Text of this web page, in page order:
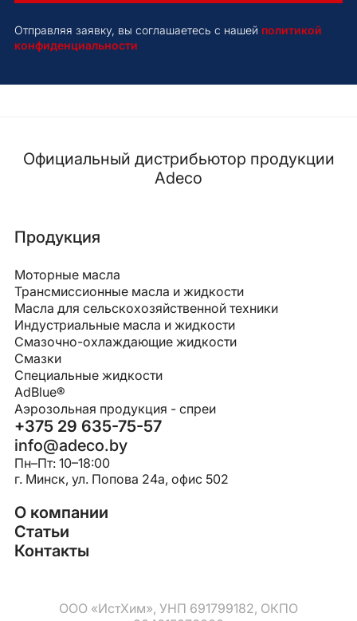
Отправляя заявку, вы соглашаетесь с нашей политикой
конфиденциальности
Официальный дистрибьютор продукции
Adeco
Продукция
Моторные масла
Трансмиссионные масла и жидкости
Масла для сельскохозяйственной техники
Индустриальные масла и жидкости
Смазочно-охлаждающие жидкости
Смазки
Специальные жидкости
AdBlue®
Аэрозольная продукция - спреи
+375 29 635-75-57
info@adeco.by
Пн–Пт: 10–18:00
г. Минск, ул. Попова 24a, офис 502
О компании
Статьи
Контакты
ООО «ИстХим», УНП 691799182, ОКПО